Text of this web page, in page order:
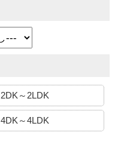
2DK～2LDK
4DK～4LDK